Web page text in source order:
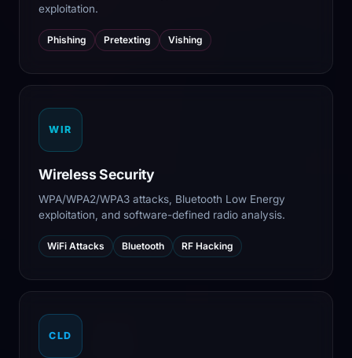
exploitation.
Phishing Pretexting Vishing
WIR
Wireless Security
WPA/WPA2/WPA3 attacks, Bluetooth Low Energy
exploitation, and software-defined radio analysis.
WiFi Attacks Bluetooth RF Hacking
CLD